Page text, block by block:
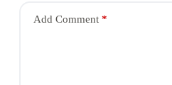
Add Comment*